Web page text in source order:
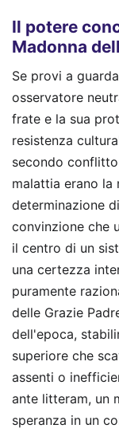
Il potere
Madonna
Se provi a
osservatore
frate e la sua
resistenza
secondo
malattia erano la
determinazione
convinzione che
il centro di un
una certezza
puramente
delle Grazie
dell'epoca,
superiore che
assenti o
ante litteram, un
speranza in un